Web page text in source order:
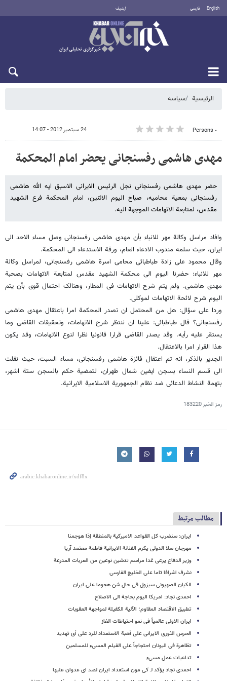
English فارسی أرشيف
الرئيسية سیاسه
٠ Persons 24 سبتمبر 2012 - 14:07
مهدی هاشمی رفسنجانی یحضر امام المحکمة
حضر مهدی هاشمی رفسنجانی نجل الرئیس الایرانی الاسبق ایه الله هاشمی
رفسنجانی بمعیة محامیه، صباح الیوم الاثنین، امام المحکمة فرع الشهید
مقدس، لمتابعة الاتهامات الموجهة الیه.
وافاد مراسل وکالة مهر للانباء بأن مهدی هاشمی رفسنجانی وصل مساء الاحد الى
ایران، حیث سلمه مندوب الادعاء العام، ورقة الاستدعاء الى المحکمة.
وقال محمود علی زادة طباطبائی محامی اسرة هاشمی رفسنجانی، لمراسل وکالة
مهر للانباء: حضرنا الیوم الى محکمة الشهید مقدس لمتابعة الاتهامات بصحبة
مهدی هاشمی. ولم یتم شرح الاتهامات فی المطار، وهنالک احتمال قوی بأن یتم
الیوم شرح لائحة الاتهامات لموکلی.
وردا على سؤال: هل من المحتمل ان تصدر المحکمة امرا باعتقال مهدی هاشمی
رفسنجانی؟ قال طباطبائی: علینا ان ننتظر شرح الاتهامات، وتحقیقات القاضی وما
یستقر علیه رأیه. وقد یصدر القاضی قرارا قانونیا نظرا لنوع الاتهامات، وقد یکون
هذا القرار امرا بالاعتقال.
الجدیر بالذکر، انه تم اعتقال فائزة هاشمی رفسنجانی، مساء السبت، حیث نقلت
الى قسم النساء بسجن ایفین شمال طهران، لتمضیة حکم بالسجن ستة اشهر،
بتهمة النشاط الدعائی ضد نظام الجمهوریة الاسلامیة الایرانیة.
رمز الخبر183220
مطالب مرتبط
ایران: سنضرب کل القواعد الامیرکیة بالمنطقة إذا هوجمنا
مهرجان سلا الدولی یکرم الفنانة الایرانیة فاطمة معتمد آریا
وزیر الدفاع یرعی غدا مراسم تدشین نوعین من العربات المدرعة
نشرف اشرافا تاما علی الخلیج الفارسی
الکیان الصهیونی سیزول فی حال شن هجوما علی ایران
احمدی نجاد: امریکا الیوم بحاجة الى الاصلاح
تطبیق الاقتصاد المقاوم؛ الآلیة الکفیلة لمواجهة العقوبات
ایران الاولى عالمیاً فی نمو احتیاطات الغاز
الحرس الثوری الایرانی على أهبة الاستعداد للرد على أی تهدید
تظاهرة فی الیونان احتجاجاً على الفیلم المسیء للمسلمین
تداعیات عمل مسیء
احمدی نجاد یؤکد لـ کی مون استعداد ایران لصد ای عدوان علیها